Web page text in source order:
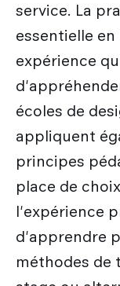
service. La
essentielle
expérience
écoles de
appliquent
principes
place de
l'expérience
d'apprendre
méthodes de